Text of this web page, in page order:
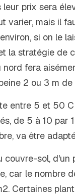
leur prix sera
varier, mais il
si on le
la stratégie de
fera
2 ou 3 m de
entre 5 et 50
de 5 à 10 par
va être
couvre-sol,
car le nombre
Certaines